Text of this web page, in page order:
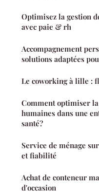
Optimisez la gestion
avec paie & rh
Accompagnement
solutions adaptées
Le coworking à lille :
Comment optimiser
humaines dans une
santé?
Service de ménage
et fiabilité
Achat de conteneur
d'occasion